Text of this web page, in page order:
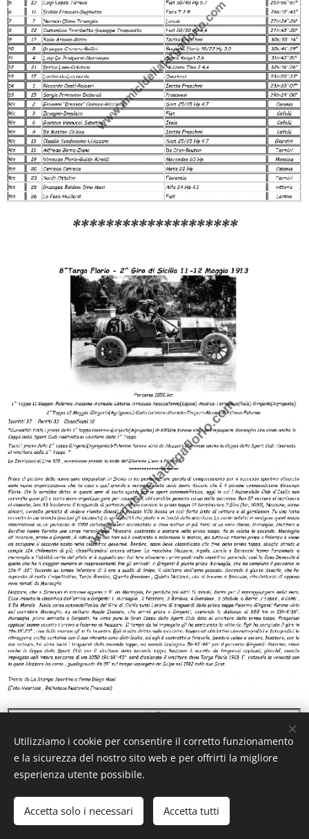
********************
Utilizziamo i cookie per consentire il corretto funzionamento
e la sicurezza del nostro sito web e per offrirti la migliore
esperienza utente possibile.
Accetta solo i necessari Accetta tutti